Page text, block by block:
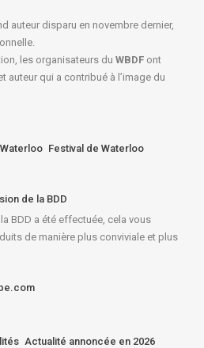
auteur disparu en novembre dernier,
les organisateurs du WBDF ont
auteur qui a contribué à l’image du
Waterloo Festival de Waterloo
de la BDD
BDD a été effectuée, cela vous
de manière plus conviviale et plus
Actualité annoncée en 2026